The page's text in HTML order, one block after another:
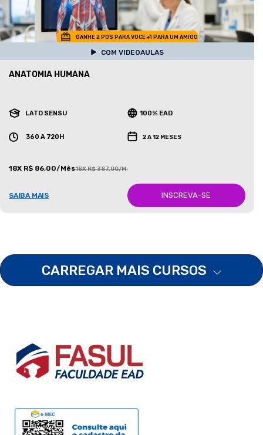
GANHE 2 POS PARA VOCE +1 PARA UM AMIGO
COM VIDEOAULAS
ANATOMIA HUMANA
LATO SENSU 100% EAD
360 A 720H 2 A 12 MESES
18X R$ 86,00/Mês18X R$ 387,00/Mês
SAIBA MAIS INSCREVA-SE
CARREGAR MAIS CURSOS